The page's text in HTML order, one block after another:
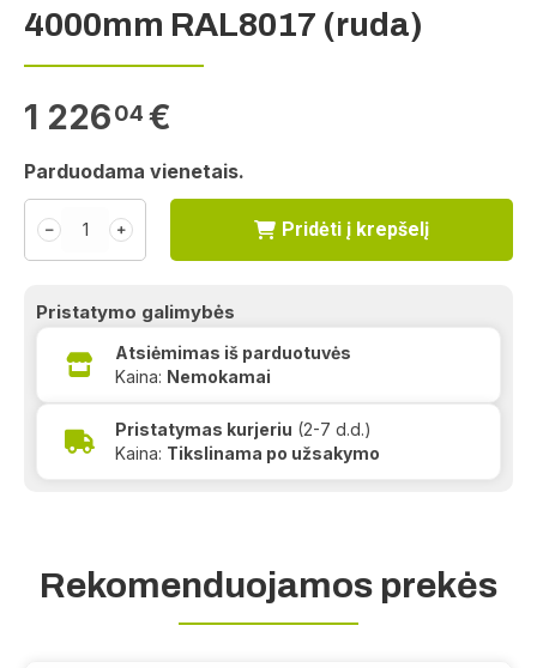
4000mm RAL8017 (ruda)
1 22604 €
Parduodama vienetais.
﹣ ﹢ Pridėti į krepšelį
Pristatymo galimybės
Atsiėmimas iš parduotuvės
Kaina: Nemokamai
Pristatymas kurjeriu (2-7 d.d.)
Kaina: Tikslinama po užsakymo
Rekomenduojamos prekės